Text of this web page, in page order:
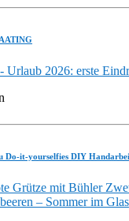
Urlaub 2026: erste
Do-it-yourselfies DIY
Grütze mit Bühler
– Sommer im Glas